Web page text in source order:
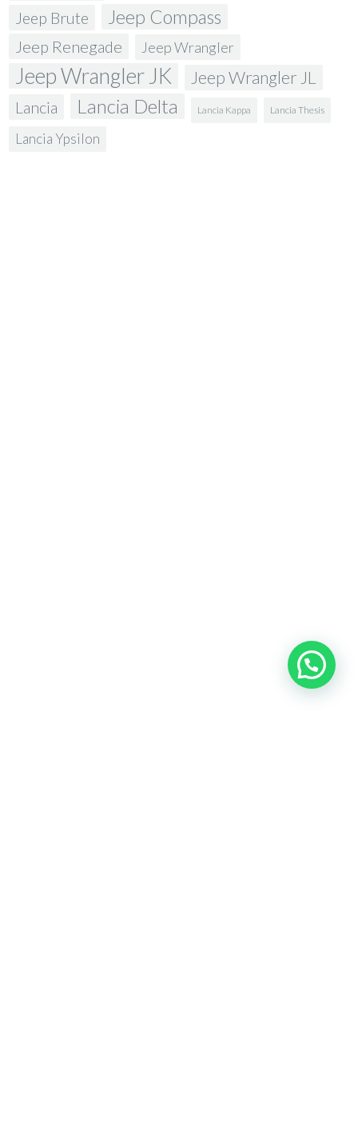
Jeep Brute Jeep Compass
Jeep Renegade Jeep Wrangler
Jeep Wrangler JK Jeep Wrangler JL
Lancia Lancia Delta Lancia Kappa Lancia Thesis
Lancia Ypsilon